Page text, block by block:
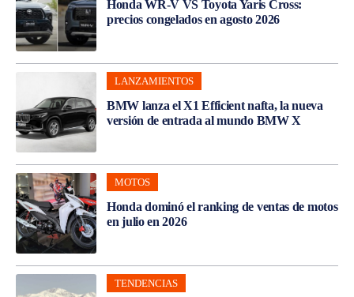
Honda WR-V VS Toyota Yaris Cross:
precios congelados en agosto 2026
LANZAMIENTOS
BMW lanza el X1 Efficient nafta, la nueva
versión de entrada al mundo BMW X
MOTOS
Honda dominó el ranking de ventas de motos
en julio en 2026
TENDENCIAS